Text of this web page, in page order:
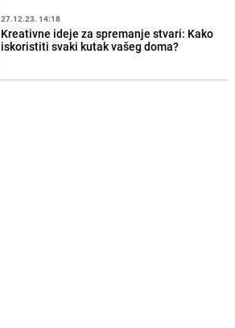
27.12.23. 14:18
Kreativne ideje za spremanje stvari: Kako
iskoristiti svaki kutak vašeg doma?